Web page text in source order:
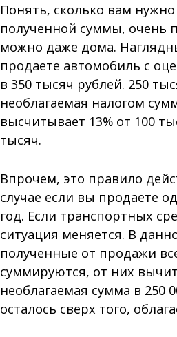
Понять, сколько вам
полученной суммы, очень
можно даже дома.
продаете автомобиль с
в 350 тысяч рублей. 250
необлагаемая налогом
высчитывает 13% от 100
тысяч.
Впрочем, это правило
случае если вы продаете
год. Если транспортных
ситуация меняется. В
полученные от продажи
суммируются, от них
необлагаемая сумма в 250
осталось сверх того,